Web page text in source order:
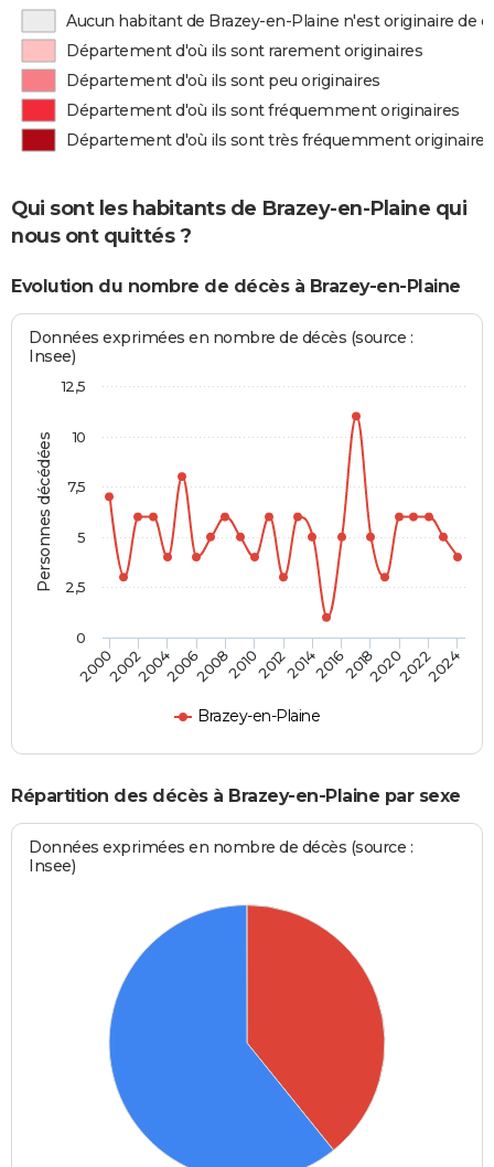
Aucun habitant de Brazey-en-Plaine n'est originaire de
Département d'où ils sont rarement originaires
Département d'où ils sont peu originaires
Département d'où ils sont fréquemment originaires
Département d'où ils sont très fréquemment originaires
Qui sont les habitants de Brazey-en-Plaine qui
nous ont quittés ?
Evolution du nombre de décès à Brazey-en-Plaine
Personnes décédées
Données exprimées en nombre de décès (source :
Insee)
Brazey-en-Plaine
2000200220042006200820102012201420162018202020222024
0
2,5
5
7,5
10
12,5
Répartition des décès à Brazey-en-Plaine par sexe
Données exprimées en nombre de décès (source :
Insee)